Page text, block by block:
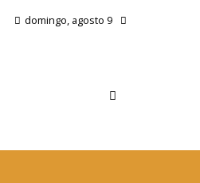
domingo, agosto 9